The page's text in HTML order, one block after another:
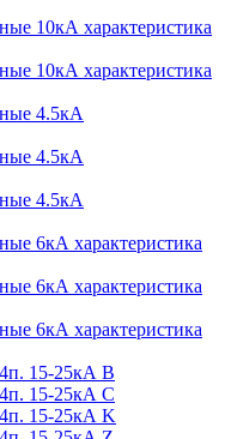
10кА характеристика
10кА характеристика
4.5кА
4.5кА
4.5кА
6кА характеристика
6кА характеристика
6кА характеристика
15-25кА B
15-25кА C
15-25кА K